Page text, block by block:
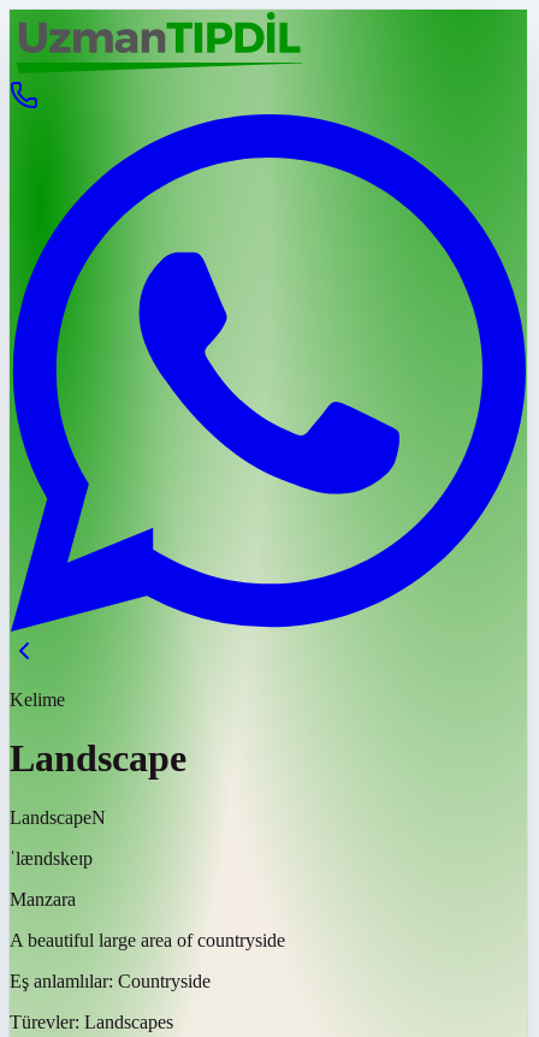
Kelime
Landscape
LandscapeN
ˈlændskeɪp
Manzara
A beautiful large area of countryside
Eş anlamlılar: Countryside
Türevler: Landscapes